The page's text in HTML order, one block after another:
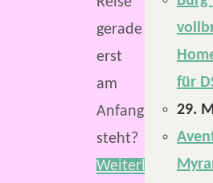
gerade
erst
am
Anfang
steht?
Weiterlesen
für
29.